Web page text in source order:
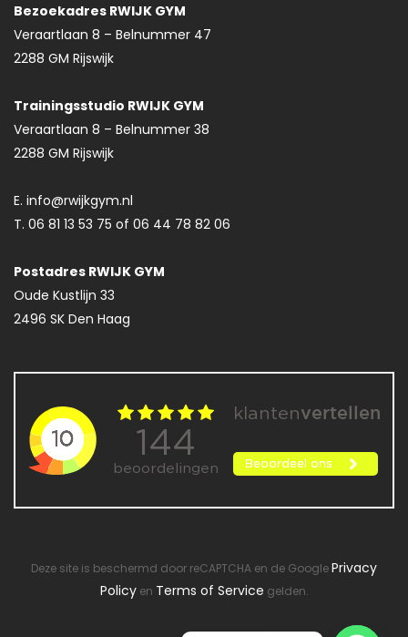
Bezoekadres RWIJK GYM
Veraartlaan 8 – Belnummer 47
2288 GM Rijswijk
Trainingsstudio RWIJK GYM
Veraartlaan 8 – Belnummer 38
2288 GM Rijswijk
E. info@rwijkgym.nl
T. 06 81 13 53 75 of 06 44 78 82 06
Postadres RWIJK GYM
Oude Kustlijn 33
2496 SK Den Haag
Deze site is beschermd door reCAPTCHA en de GooglePrivacy
Policyen Terms of Service gelden.